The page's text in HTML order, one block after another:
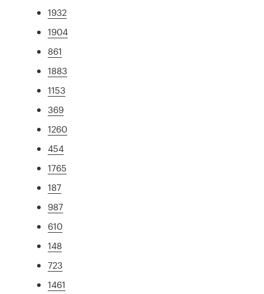
1932
1904
861
1883
1153
369
1260
454
1765
187
987
610
148
723
1461